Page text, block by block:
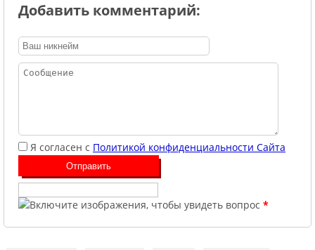
Добавить комментарий:
Я согласен с Политикой конфиденциальности Сайта
*